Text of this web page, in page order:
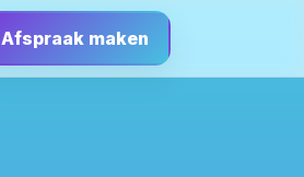
Afspraak maken